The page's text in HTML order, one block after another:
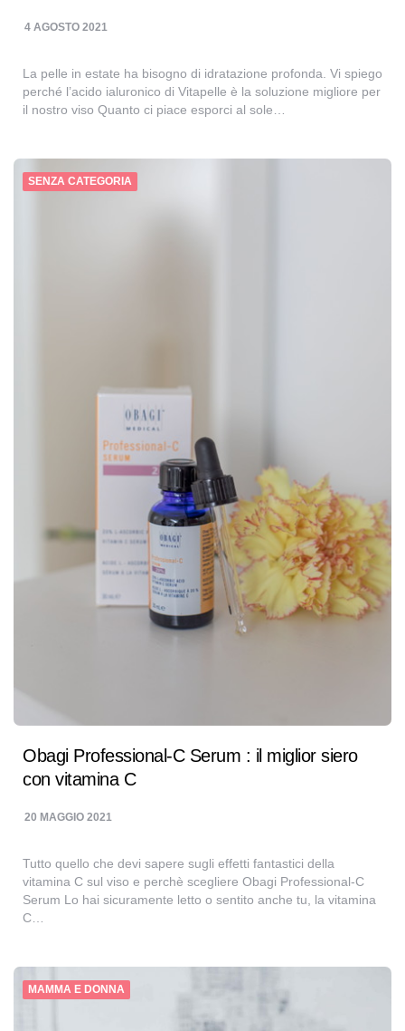
4 AGOSTO 2021
La pelle in estate ha bisogno di idratazione profonda. Vi spiego
perché l’acido ialuronico di Vitapelle è la soluzione migliore per
il nostro viso Quanto ci piace esporci al sole…
SENZA CATEGORIA
Obagi Professional-C Serum : il miglior siero
con vitamina C
20 MAGGIO 2021
Tutto quello che devi sapere sugli effetti fantastici della
vitamina C sul viso e perchè scegliere Obagi Professional-C
Serum Lo hai sicuramente letto o sentito anche tu, la vitamina
C…
MAMMA E DONNA